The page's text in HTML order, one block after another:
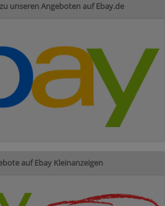
unseren Angeboten auf Ebay.de
auf Ebay Kleinanzeigen